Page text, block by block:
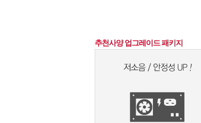
추천사양 업그레이드 패키지